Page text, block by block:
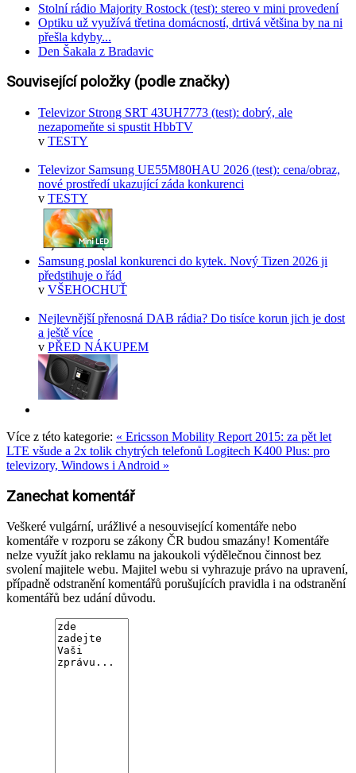
Stolní rádio Majority Rostock (test): stereo v mini provedení
Optiku už využívá třetina domácností, drtivá většina by na ni
přešla kdyby...
Den Šakala z Bradavic
Související položky (podle značky)
Televizor Strong SRT 43UH7773 (test): dobrý, ale
nezapomeňte si spustit HbbTV
v TESTY
Televizor Samsung UE55M80HAU 2026 (test): cena/obraz,
nové prostředí ukazující záda konkurenci
v TESTY
Samsung poslal konkurenci do kytek. Nový Tizen 2026 ji
předstihuje o řád
v VŠEHOCHUŤ
Nejlevnější přenosná DAB rádia? Do tisíce korun jich je dost
a ještě více
v PŘED NÁKUPEM
Více z této kategorie: « Ericsson Mobility Report 2015: za pět let
LTE všude a 2x tolik chytrých telefonů Logitech K400 Plus: pro
televizory, Windows i Android »
Zanechat komentář
Veškeré vulgární, urážlivé a nesouvisející komentáře nebo
komentáře v rozporu se zákony ČR budou smazány! Komentáře
nelze využít jako reklamu na jakoukoli výdělečnou činnost bez
svolení majitele webu. Majitel webu si vyhrazuje právo na upravení,
případně odstranění komentářů porušujících pravidla i na odstranění
komentářů bez udání důvodu.